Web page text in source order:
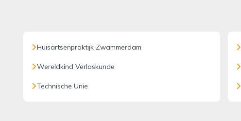
Huisartsenpraktijk Zwammerdam
Wereldkind Verloskunde
Technische Unie